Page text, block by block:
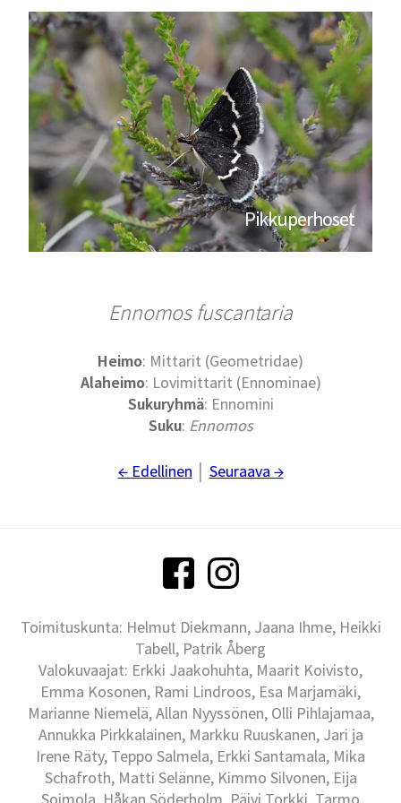
Pikkuperhoset
Ennomos fuscantaria
Heimo: Mittarit (Geometridae)
Alaheimo: Lovimittarit (Ennominae)
Sukuryhmä: Ennomini
Suku: Ennomos
← Edellinen Seuraava →
Toimituskunta: Helmut Diekmann, Jaana Ihme, Heikki
Tabell, Patrik Åberg
Valokuvaajat: Erkki Jaakohuhta, Maarit Koivisto,
Emma Kosonen, Rami Lindroos, Esa Marjamäki,
Marianne Niemelä, Allan Nyyssönen, Olli Pihlajamaa,
Annukka Pirkkalainen, Markku Ruuskanen, Jari ja
Irene Räty, Teppo Salmela, Erkki Santamala, Mika
Schafroth, Matti Selänne, Kimmo Silvonen, Eija